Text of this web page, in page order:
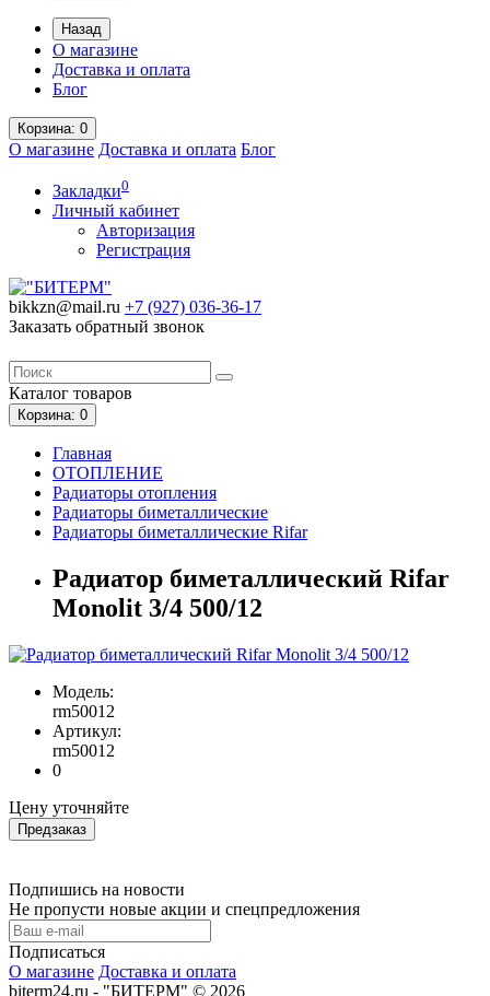
Назад
О магазине
Доставка и оплата
Блог
Корзина: 0
О магазине Доставка и оплата Блог
Закладки0
Личный кабинет
Авторизация
Регистрация
bikkzn@mail.ru +7 (927) 036-36-17
Заказать обратный звонок
Каталог товаров
Корзина: 0
Главная
ОТОПЛЕНИЕ
Радиаторы отопления
Радиаторы биметаллические
Радиаторы биметаллические Rifar
Радиатор биметаллический Rifar
Monolit 3/4 500/12
Модель:
rm50012
Артикул:
rm50012
0
Цену уточняйте
Предзаказ
Подпишись на новости
Не пропусти новые акции и спецпредложения
Подписаться
О магазине Доставка и оплата
biterm24.ru - "БИТЕРМ" © 2026